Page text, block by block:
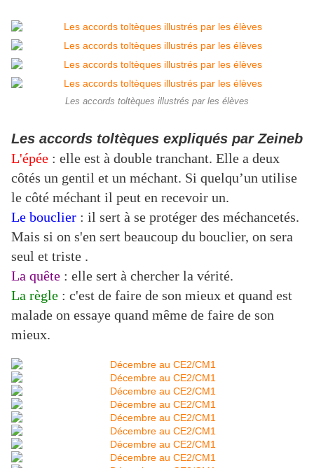
Les accords toltèques illustrés par les élèves
Les accords toltèques expliqués par Zeineb
L'épée : elle est à double tranchant. Elle a deux
côtés un gentil et un méchant. Si quelqu’un utilise
le côté méchant il peut en recevoir un.
Le bouclier : il sert à se protéger des méchancetés.
Mais si on s'en sert beaucoup du bouclier, on sera
seul et triste .
La quête : elle sert à chercher la vérité.
La règle : c'est de faire de son mieux et quand est
malade on essaye quand même de faire de son
mieux.